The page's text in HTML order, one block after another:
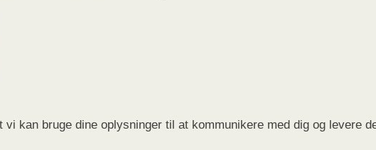
kan bruge dine oplysninger til at kommunikere med dig og levere